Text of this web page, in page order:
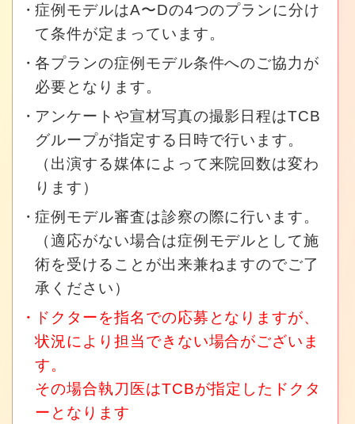
症例モデルはA〜Dの4つのプランに分け
て条件が定まっています。
各プランの症例モデル条件へのご協力が
必要となります。
アンケートや宣材写真の撮影日程はTCB
グループが指定する日時で行います。
（出演する媒体によって来院回数は変わ
ります）
症例モデル審査は診察の際に行います。
（適応がない場合は症例モデルとして施
術を受けることが出来兼ねますのでご了
承ください）
ドクターを指名での応募となりますが、
状況により担当できない場合がございま
す。
その場合執刀医はTCBが指定したドクタ
ーとなります